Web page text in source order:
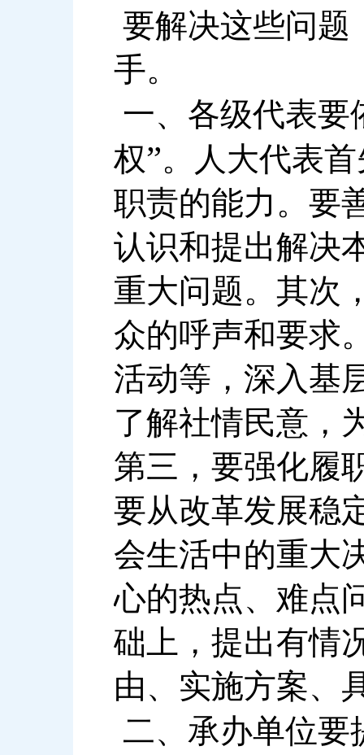
要解决这些问题
手。
一、各级代表要
权”。人大代表
职责的能力。要
认识和提出解决
重大问题。其次
众的呼声和要求
活动等，深入基
了解社情民意，
第三，要强化履
要从改革发展稳
会生活中的重大
心的热点、难点
础上，提出有情
由、实施方案、
二、承办单位要